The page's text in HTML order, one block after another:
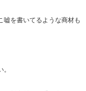
嘘を書いてるような商材も